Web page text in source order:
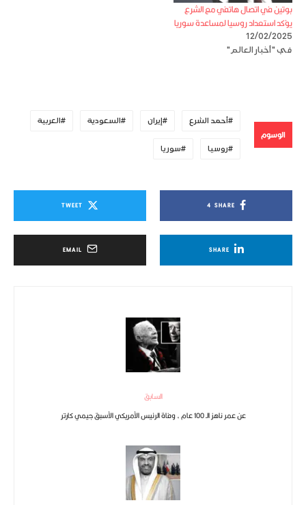
بوتين في اتصال هاتفي مع الشرع
يؤكد استعداد روسيا لمساعدة سوريا
12/02/2025
في "أخبار العالم"
الوسوم
أحمد الشرع إيران السعودية العربية
روسيا سوريا
SHARE
4
TWEET
SHARE
EMAIL
السابق
عن عمر ناهز الـ 100 عام ، وفاة الرئيس الأمريكي الأسبق جيمي كارتر